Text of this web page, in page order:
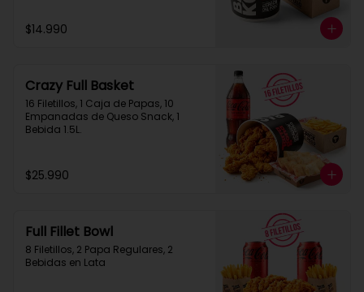
$14.990
Crazy Full Basket
16 Filetillos, 1 Caja de Papas, 10
Empanadas de Queso Snack, 1
Bebida 1.5L.
$25.990
Full Fillet Bowl
8 Filetillos, 2 Papa Regulares, 2
Bebidas en Lata